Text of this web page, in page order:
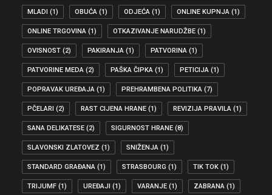
MLADI (1) OBUĆA (1) ODJEĆA (1) ONLINE KUPNJA (1)
ONLINE TRGOVINA (1) OTKAZIVANJE NARUDŽBE (1)
OVISNOST (2) PAKIRANJA (1) PATVORINA (1)
PATVORINE MEDA (2) PAŠKA ČIPKA (1) PETICIJA (1)
POPRAVAK UREĐAJA (1) PREHRAMBENA POLITIKA (7)
PČELARI (2) RAST CIJENA HRANE (1) REVIZIJA PRAVILA (1)
SANA DELIKATESE (2) SIGURNOST HRANE (8)
SLAVONSKI ZLATOVEZ (1) SNIŽENJA (1)
STANDARD GRAĐANA (1) STRASBOURG (1) TIK TOK (1)
TRIJUMF (1) UREĐAJI (1) VARANJE (1) ZABRANA (1)